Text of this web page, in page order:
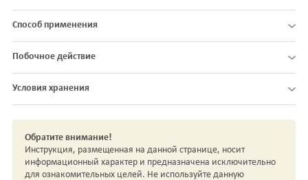
Способ применения
Побочное действие
Условия хранения
Обратите внимание!
Инструкция, размещенная на данной странице, носит
информационный характер и предназначена исключительно
для ознакомительных целей. Не используйте данную